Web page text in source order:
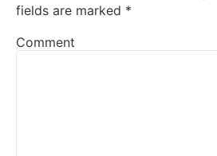
fields are marked *
Comment